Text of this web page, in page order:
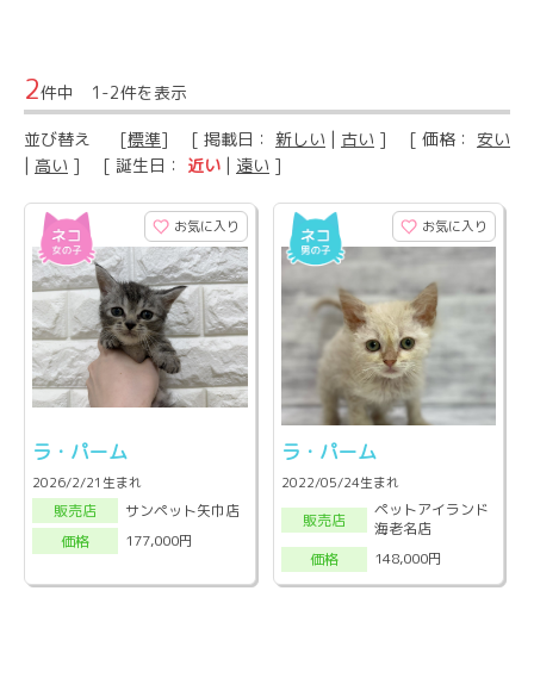
2件中 1-2件を表示
並び替え [標準] [ 掲載日： 新しい | 古い ] [ 価格： 安い
| 高い ] [ 誕生日： 近い | 遠い ]
お気に入り
ラ・パーム
2026/2/21生まれ
販売店
サンペット矢巾店
価格
177,000円
お気に入り
ラ・パーム
2022/05/24生まれ
販売店
ペットアイランド
海老名店
価格
148,000円